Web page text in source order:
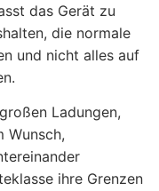
das Gerät zu
die normale
und nicht alles auf
Ladungen,
Wunsch,
ihre Grenzen